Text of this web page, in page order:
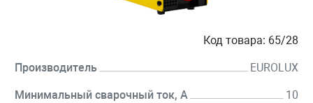
Код товара: 65/28
Производитель EUROLUX
Минимальный сварочный ток, А 10